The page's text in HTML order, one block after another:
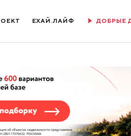
ЕХАЙ.ЛАЙФ ДОБРЫЕ